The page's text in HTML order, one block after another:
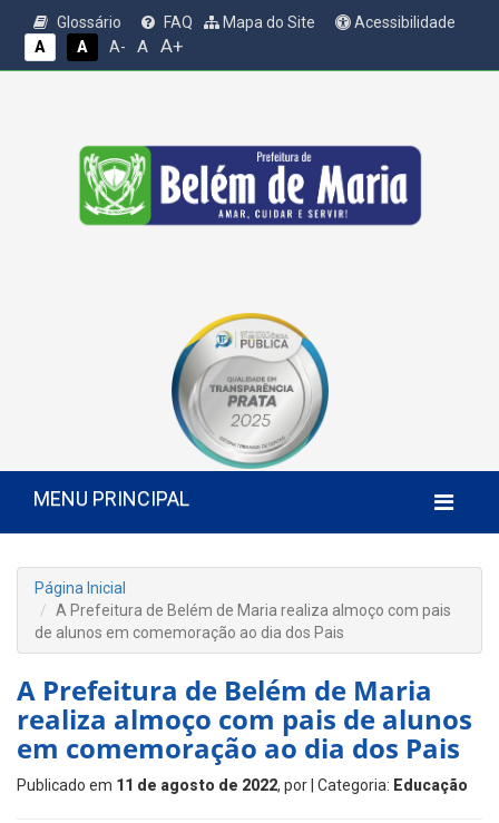
Glossário FAQ Mapa do Site
Acessibilidade
A
A A- A A+
MENU PRINCIPAL
Página Inicial
A Prefeitura de Belém de Maria realiza almoço com pais
de alunos em comemoração ao dia dos Pais
A Prefeitura de Belém de Maria
realiza almoço com pais de alunos
em comemoração ao dia dos Pais
Publicado em 11 de agosto de 2022, por | Categoria: Educação